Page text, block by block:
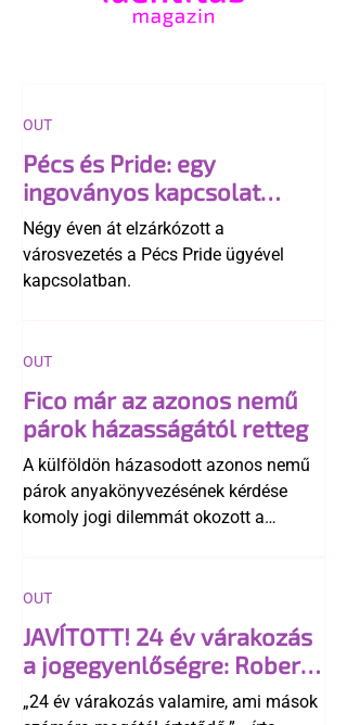
Pécs és Pride: egy
ingoványos kapcsolat
története
Négy éven át elzárkózott a
városvezetés a Pécs Pride ügyével
kapcsolatban.
OUT
Fico már az azonos nemű
párok házasságától retteg
A külföldön házasodott azonos nemű
párok anyakönyvezésének kérdése
komoly jogi dilemmát okozott a
egyértelműen tiltja a házasságuk
elismerését. Közben az ellenzéken belül
is vita robbant ki arról, hogy vissza
kellene-e vonni a kormány konzervatív
alkotmánymódosítását
OUT
JAVÍTOTT! 24 év várakozás
a jogegyenlőségre: Robert
Biedroń megindító üzenete
„24 év várakozás valamire, ami mások
OUT